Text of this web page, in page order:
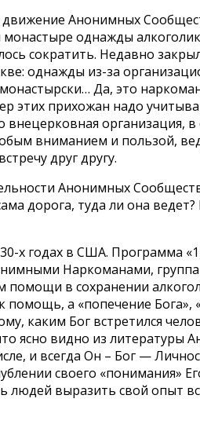
Анонимных
однажды
сократить. Недавно
однажды из-за
Да, это
этих прихожан надо
организация,
вниманием и пользой,
друг другу.
Анонимных
дорога, туда ли она
х годах в США. Программа
Наркоманами,
помощи в сохранении
помощь, а «попечение
каким Бог встретился
ясно видно из литературы
и всегда Он – Бог —
своего «понимания»
людей выразить свой опыт